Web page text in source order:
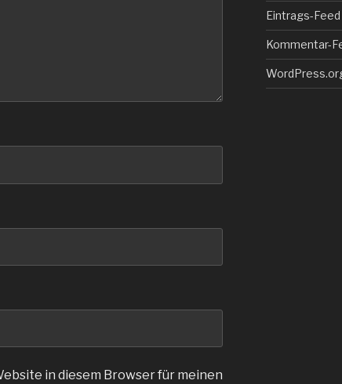
in diesem Browser für meinen
Eintrags-Feed
Kommentar-